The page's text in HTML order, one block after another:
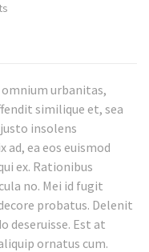
urbanitas,
similique et, sea
insolens
ea eos euismod
ex. Rationibus
no. Mei id fugit
probatus. Delenit
deseruisse. Est at
ornatus cum.